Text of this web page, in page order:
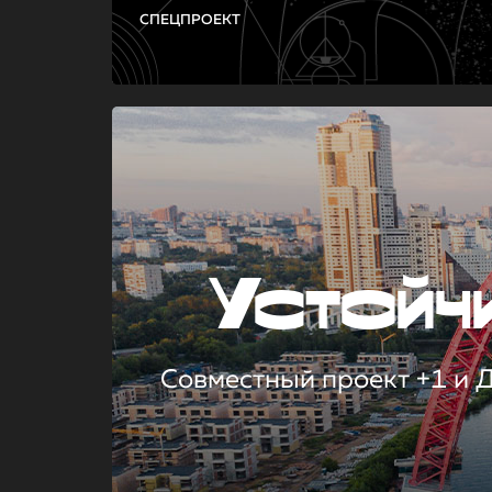
СПЕЦПРОЕКТ
Совместный проект +1 и